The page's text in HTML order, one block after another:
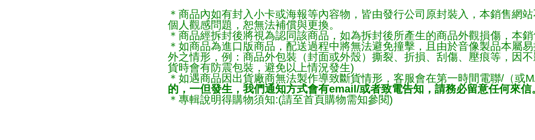
＊商品內如有封入小卡或海報等內容物，皆由發行公司原封裝入，本銷售網
個人觀感問題，恕無法補償與更換。
＊商品經拆封後將視為認同該商品，如為拆封後所產生的商品外觀損傷，本
＊如商品為進口版商品，配送過程中將無法避免撞擊，且由於音像製品本屬
外之情形，例：商品外包裝（封面或外殼）撕裂、折損、刮傷、壓痕等，因
貨時會有防震包裝，避免以上情況發生)
＊如遇商品因出貨廠商無法製作導致斷貨情形，客服會在第一時間電聯/（或
的，一但發生，我們通知方式會有email/或者致電告知，請務必留意任何來信
＊專輯說明得購物須知:(請至首頁購物需知參閱)